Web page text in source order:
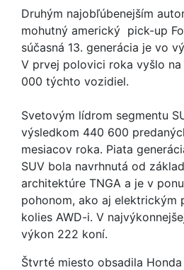
Druhým najobľúbenejším
mohutný americký pick-up
súčasná 13. generácia je vo
V prvej polovici roka vyšlo
000 týchto vozidiel.
Svetovým lídrom segmentu
výsledkom 440 600
mesiacov roka. Piata
SUV bola navrhnutá od
architektúre TNGA a je v
pohonom, ako aj elektrickým
kolies AWD-i. V
výkon 222 koní.
Štvrté miesto obsadila